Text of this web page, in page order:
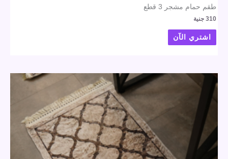
طقم حمام مشجر 3 قطع
310 جنية
اشتري الآن